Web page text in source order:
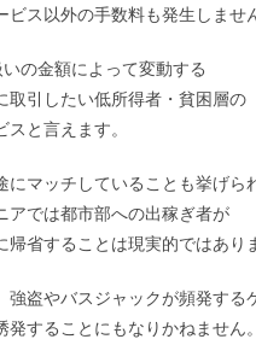
ス以外の手数料も発生しませ
の金額によって変動する
取引したい低所得者・貧困層の
と言えます。
マッチしていることも挙げら
アでは都市部への出稼ぎ者が
省することは現実的ではあり
強盗やバスジャックが頻発する
することにもなりかねません。